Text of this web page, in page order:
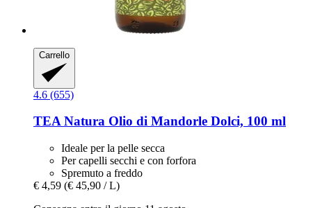
Carrello
4.6 (655)
TEA Natura Olio di Mandorle Dolci, 100 ml
Ideale per la pelle secca
Per capelli secchi e con forfora
Spremuto a freddo
€ 4,59 (€ 45,90 / L)